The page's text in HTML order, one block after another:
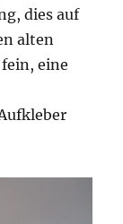
dies auf
alten
eine